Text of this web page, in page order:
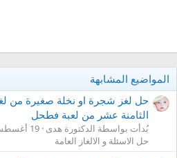
المواضيع المشابهة
الثامنة عشر من لعبة فطحل
بُدأت بواسطة الدكتورة هدى 19 أغسطس 2016
حل الاسئلة و الالغاز العامة